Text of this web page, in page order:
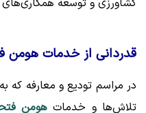
کشاورزی و توسعه همکاری‌های
قدردانی از خدمات هومن
در مراسم تودیع و معارفه که
تلاش‌ها و خدمات هومن